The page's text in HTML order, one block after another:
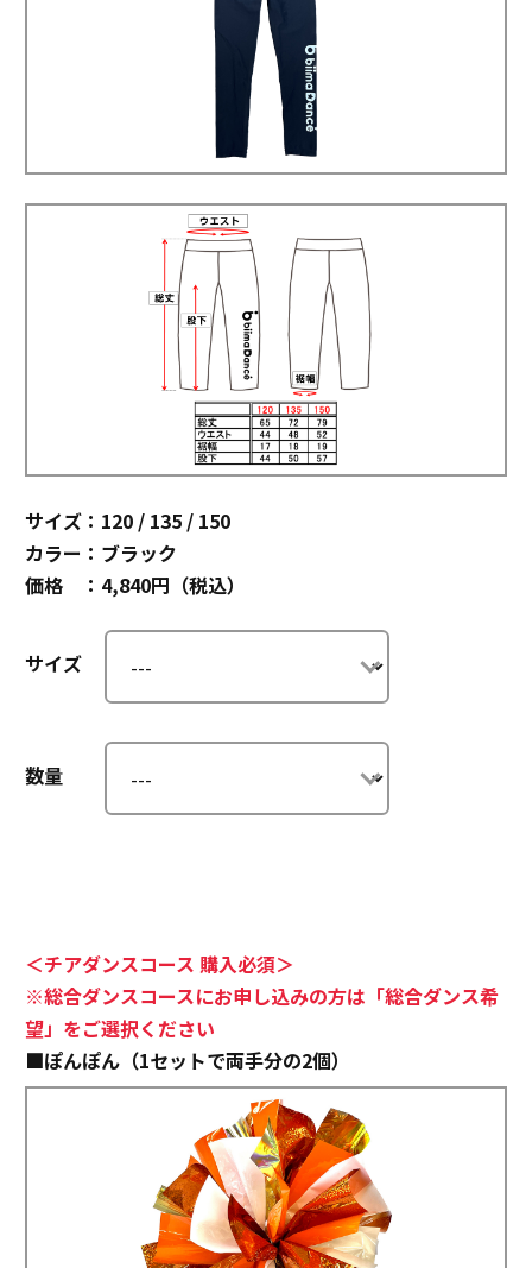
サイズ：120 / 135 / 150
カラー：ブラック
価格 ：4,840円（税込）
サイズ
数量
＜チアダンスコース 購入必須＞
※総合ダンスコースにお申し込みの方は「総合ダンス希
望」をご選択ください
■ぽんぽん（1セットで両手分の2個）